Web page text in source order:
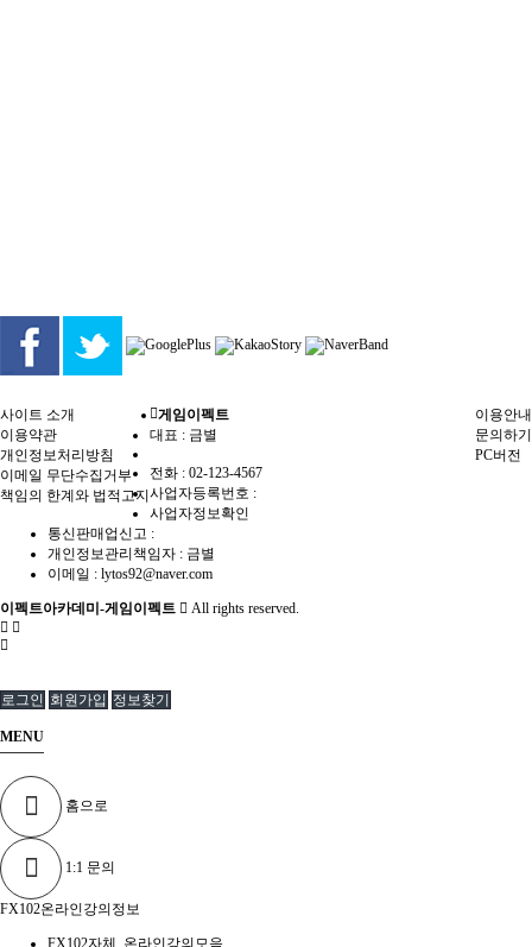
사이트 소개
이용약관
개인정보처리방침
이메일 무단수집거부
책임의 한계와 법적고지
이용안내
문의하기
PC버전
게임이펙트
대표 : 금별
전화 : 02-123-4567
사업자등록번호 :
사업자정보확인
통신판매업신고 :
개인정보관리책임자 : 금별
이메일 : lytos92@naver.com
이펙트아카데미-게임이펙트 All rights reserved.
로그인 회원가입 정보찾기
MENU
홈으로
1:1 문의
FX102온라인강의정보
FX102자체_온라인강의모음